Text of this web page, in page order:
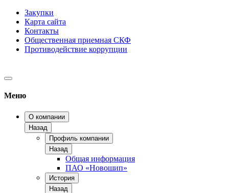
Закупки
Карта сайта
Контакты
Общественная приемная СКФ
Противодействие коррупции
Меню
О компании
Назад
Профиль компании
Назад
Общая информация
ПАО «Новошип»
История
Назад